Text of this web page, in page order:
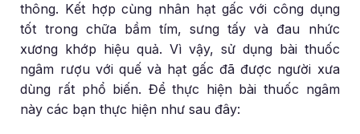
thông. Kết hợp cùng nhân hạt gấc với công dụng
tốt trong chữa bầm tím, sưng tấy và đau nhức
xương khớp hiệu quả. Vì vậy, sử dụng bài thuốc
ngâm rượu với quế và hạt gấc đã được người xưa
dùng rất phổ biến. Để thực hiện bài thuốc ngâm
này các bạn thực hiện như sau đây: